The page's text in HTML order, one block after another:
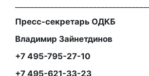
Пресс-секретарь ОДКБ
Владимир Зайнетдинов
+7 495-795-27-10
+7 495-621-33-23